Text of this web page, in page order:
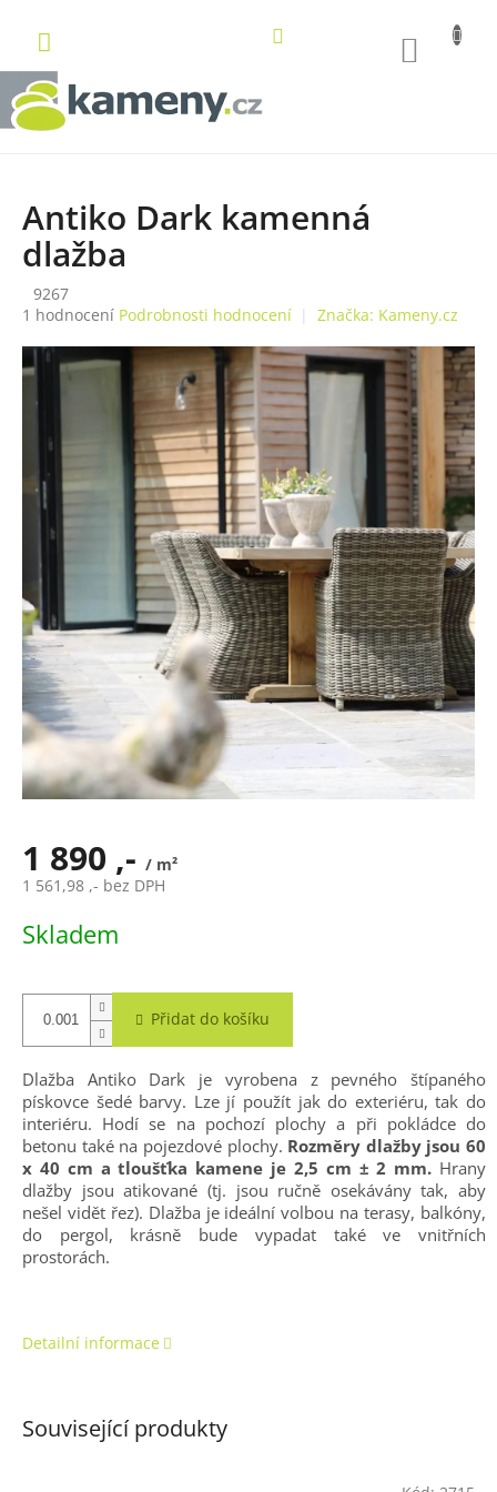
obsah
Antiko Dark kamenná
dlažba
9267
Průměrné
produktu
je
5,0
1 hodnocení Podrobnosti hodnocení Značka: Kameny.cz
1 890 ,- / m²
1 561,98 ,- bez DPH
cena:
Skladem
Přidat do košíku
Dlažba Antiko Dark je vyrobena z pevného štípaného
pískovce šedé barvy. Lze jí použít jak do exteriéru, tak do
interiéru. Hodí se na pochozí plochy a při pokládce do
betonu také na pojezdové plochy. Rozměry dlažby jsou 60
x 40 cm a tloušťka kamene je 2,5 cm ± 2 mm. Hrany
dlažby jsou atikované (tj. jsou ručně osekávány tak, aby
nešel vidět řez). Dlažba je ideální volbou na terasy, balkóny,
do pergol, krásně bude vypadat také ve vnitřních
prostorách.
Detailní informace
Související produkty